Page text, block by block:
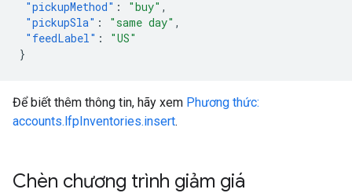
"pickupMethod" : "buy" ,
"pickupSla" : "same day" ,
"feedLabel" :
"US"
}
Để biết thêm thông tin, hãy xem Phương thức:
accounts.lfpInventories.insert.
Chèn chương trình giảm giá